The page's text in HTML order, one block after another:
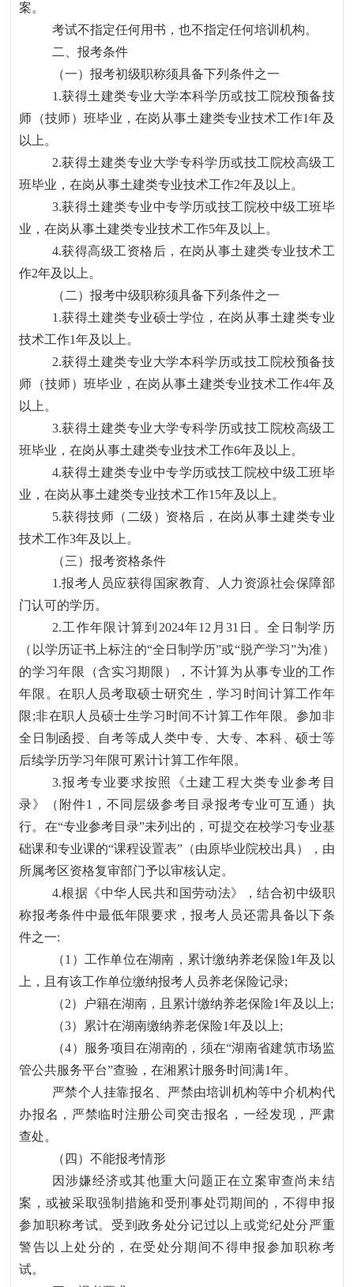
案。
考试不指定任何用书，也不指定任何培训机构。
二、报考条件
（一）报考初级职称须具备下列条件之一
1.获得土建类专业大学本科学历或技工院校预备技
师（技师）班毕业，在岗从事土建类专业技术工作1年及
以上。
2.获得土建类专业大学专科学历或技工院校高级工
班毕业，在岗从事土建类专业技术工作2年及以上。
3.获得土建类专业中专学历或技工院校中级工班毕
业，在岗从事土建类专业技术工作5年及以上。
4.获得高级工资格后，在岗从事土建类专业技术工
作2年及以上。
（二）报考中级职称须具备下列条件之一
1.获得土建类专业硕士学位，在岗从事土建类专业
技术工作1年及以上。
2.获得土建类专业大学本科学历或技工院校预备技
师（技师）班毕业，在岗从事土建类专业技术工作4年及
以上。
3.获得土建类专业大学专科学历或技工院校高级工
班毕业，在岗从事土建类专业技术工作6年及以上。
4.获得土建类专业中专学历或技工院校中级工班毕
业，在岗从事土建类专业技术工作15年及以上。
5.获得技师（二级）资格后，在岗从事土建类专业
技术工作3年及以上。
（三）报考资格条件
1.报考人员应获得国家教育、人力资源社会保障部
门认可的学历。
2.工作年限计算到2024年12月31日。全日制学历
（以学历证书上标注的“全日制学历”或“脱产学习”为准）
的学习年限（含实习期限），不计算为从事专业的工作
年限。在职人员考取硕士研究生，学习时间计算工作年
限;非在职人员硕士生学习时间不计算工作年限。参加非
全日制函授、自考等成人类中专、大专、本科、硕士等
后续学历学习年限可累计计算工作年限。
3.报考专业要求按照《土建工程大类专业参考目
录》（附件1，不同层级参考目录报考专业可互通）执
行。在“专业参考目录”未列出的，可提交在校学习专业基
础课和专业课的“课程设置表”（由原毕业院校出具），由
所属考区资格复审部门予以审核认定。
4.根据《中华人民共和国劳动法》，结合初中级职
称报考条件中最低年限要求，报考人员还需具备以下条
件之一:
（1）工作单位在湖南，累计缴纳养老保险1年及以
上，且有该工作单位缴纳报考人员养老保险记录;
（2）户籍在湖南，且累计缴纳养老保险1年及以上;
（3）累计在湖南缴纳养老保险1年及以上;
（4）服务项目在湖南的，须在“湖南省建筑市场监
管公共服务平台”查验，在湘累计服务时间满1年。
严禁个人挂靠报名、严禁由培训机构等中介机构代
办报名，严禁临时注册公司突击报名，一经发现，严肃
查处。
（四）不能报考情形
因涉嫌经济或其他重大问题正在立案审查尚未结
案，或被采取强制措施和受刑事处罚期间的，不得申报
参加职称考试。受到政务处分记过以上或党纪处分严重
警告以上处分的，在受处分期间不得申报参加职称考
试。